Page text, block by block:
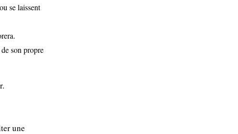
se laissent
son propre
une